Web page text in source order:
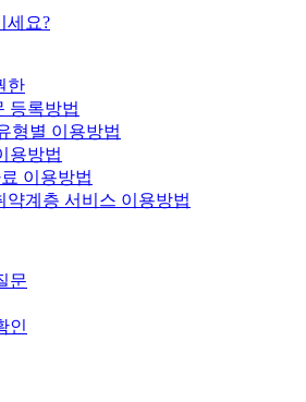
세요?
한
등록방법
형별 이용방법
용방법
이용방법
약계층 서비스 이용방법
문
인